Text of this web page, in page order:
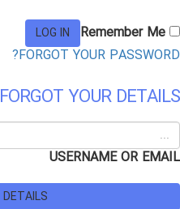
FORGOT YOUR PASSWORD?
FORGOT YOUR DETAILS?
USERNAME OR EMAIL